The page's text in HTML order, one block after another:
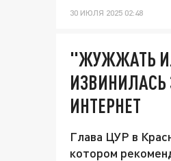
30 ИЮЛЯ 2025 02:48
"ЖУЖЖАТЬ
ИЗВИНИЛАСЬ
ИНТЕРНЕТ
Глава ЦУР в
котором